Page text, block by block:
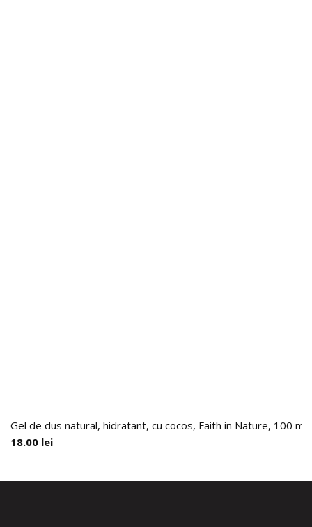
Gel de dus natural, hidratant, cu cocos, Faith in Nature, 100 ml
18.00 lei